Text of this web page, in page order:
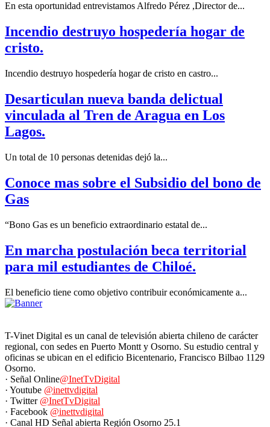
En esta oportunidad entrevistamos Alfredo Pérez ,Director de...
Incendio destruyo hospedería hogar de
cristo.
Incendio destruyo hospedería hogar de cristo en castro...
Desarticulan nueva banda delictual
vinculada al Tren de Aragua en Los
Lagos.
Un total de 10 personas detenidas dejó la...
Conoce mas sobre el Subsidio del bono de
Gas
“Bono Gas es un beneficio extraordinario estatal de...
En marcha postulación beca territorial
para mil estudiantes de Chiloé.
El beneficio tiene como objetivo contribuir económicamente a...
T-Vinet Digital es un canal de televisión abierta chileno de carácter
regional, con sedes en Puerto Montt y Osorno. Su estudio central y
oficinas se ubican en el edificio Bicentenario, Francisco Bilbao 1129
Osorno.
· Señal Online@InetTvDigital
· Youtube @inettvdigital
· Twitter @InetTvDigital
· Facebook @inettvdigital
· Canal HD Señal abierta Región Osorno 25.1